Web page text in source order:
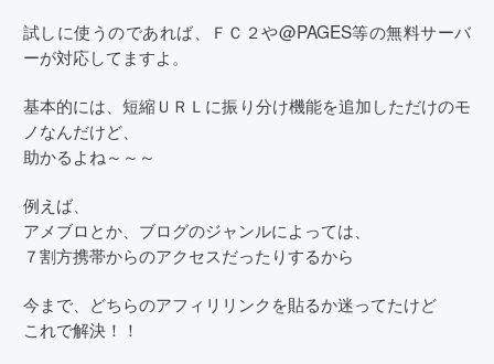
試しに使うのであれば、ＦＣ２や@PAGES等の無料サーバ
ーが対応してますよ。
基本的には、短縮ＵＲＬに振り分け機能を追加しただけのモ
ノなんだけど、
助かるよね～～～
例えば、
アメブロとか、ブログのジャンルによっては、
７割方携帯からのアクセスだったりするから
今まで、どちらのアフィリリンクを貼るか迷ってたけど
これで解決！！